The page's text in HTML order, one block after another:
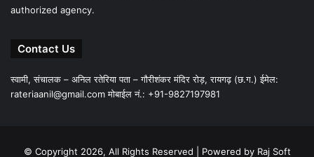
authorized agency.
Contact Us
स्वामी, संचालक – अनिल रतेरिया पता – गौरीशंकर मंदिर रोड़, रायगढ़ (छ.ग.) ईमेल:
rateriaanil@gmail.comमोबाईल नं.: +91-9827197981
© Copyright 2026, All Rights Reserved | Powered by Raj Soft